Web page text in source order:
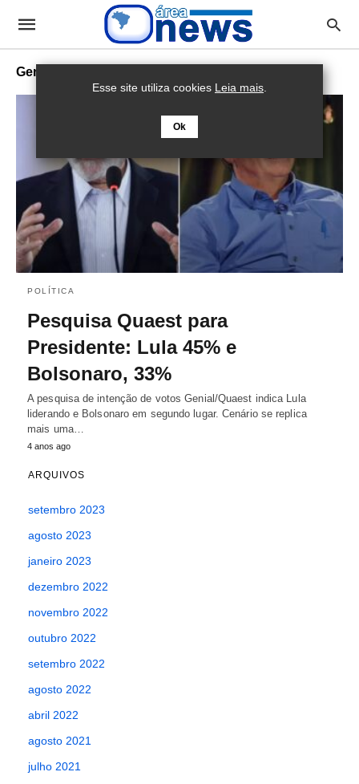
Genial/Quaest
POLÍTICA
Pesquisa Quaest para
Presidente: Lula 45% e
Bolsonaro, 33%
A pesquisa de intenção de votos Genial/Quaest indica Lula
liderando e Bolsonaro em segundo lugar. Cenário se replica
mais uma…
4 anos ago
ARQUIVOS
setembro 2023
agosto 2023
janeiro 2023
dezembro 2022
novembro 2022
outubro 2022
setembro 2022
agosto 2022
abril 2022
agosto 2021
julho 2021
Esse site utiliza cookies Leia mais.
Ok